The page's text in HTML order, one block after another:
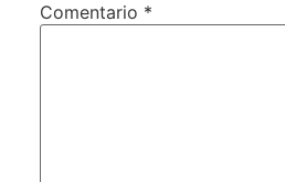
Comentario *